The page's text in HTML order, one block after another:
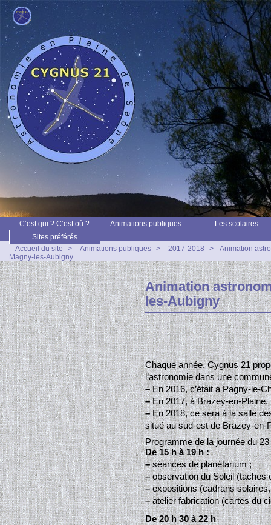
C’est qui ? C’est où ? Animations publiques
Les scolaires
Sites préférés
Accueil du site
> Animations publiques > 2017-2018 >
Animation
Magny-les-Aubigny
Animation
les-Aubigny
Chaque année, Cygnus 21
l’astronomie dans une
–En 2016, c’était à Pagny-le-
–En 2017, à Brazey-en-Plaine.
–En 2018, ce sera à la salle
situé au sud-est de Brazey-en-
Programme de la journée du
De 15 h à 19 h :
–séances de planétarium ;
–observation du Soleil (taches
–expositions (cadrans
–atelier fabrication (cartes du
De 20 h 30 à 22 h